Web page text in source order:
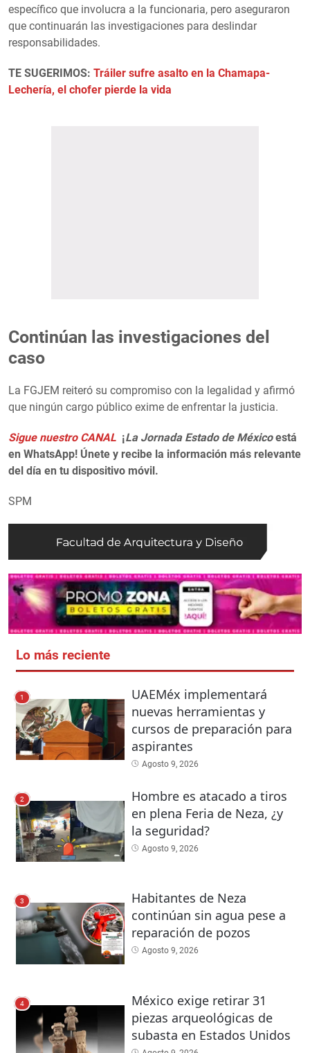
específico que involucra a la funcionaria, pero aseguraron
que continuarán las investigaciones para deslindar
responsabilidades.
TE SUGERIMOS: Tráiler sufre asalto en la Chamapa-
Lechería, el chofer pierde la vida
Continúan las investigaciones del
caso
La FGJEM reiteró su compromiso con la legalidad y afirmó
que ningún cargo público exime de enfrentar la justicia.
Sigue nuestro CANAL ¡La Jornada Estado de Méxicoestá
en WhatsApp! Únete y recibe la información más relevante
del día en tu dispositivo móvil.
SPM
Lo más reciente
1
UAEMéx implementará
nuevas herramientas y
cursos de preparación para
aspirantes
Agosto 9, 2026
2
Hombre es atacado a tiros
en plena Feria de Neza, ¿y
la seguridad?
Agosto 9, 2026
3
Habitantes de Neza
continúan sin agua pese a
reparación de pozos
Agosto 9, 2026
4
México exige retirar 31
piezas arqueológicas de
subasta en Estados Unidos